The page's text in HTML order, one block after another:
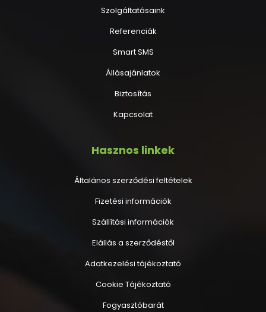
Szolgáltatásaink
Referenciák
Smart SMS
Állásajánlatok
Biztosítás
Kapcsolat
Hasznos linkek
Általános szerződési feltételek
Fizetési információk
Szállítási információk
Elállás a szerződéstől
Adatkezelési tájékoztató
Cookie Tájékoztató
Fogyasztóbarát